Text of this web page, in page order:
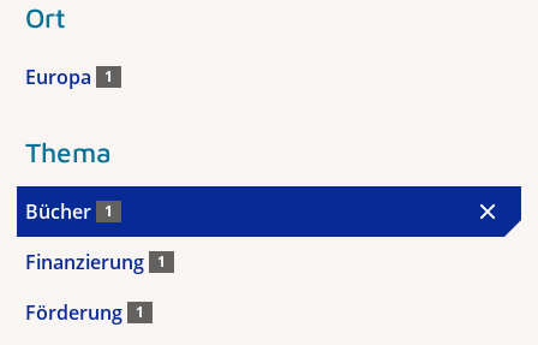
Ort
Europa 1
Thema
Bücher 1
Finanzierung 1
Förderung 1